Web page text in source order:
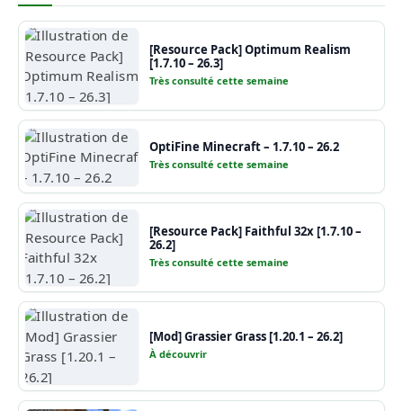
[Resource Pack] Optimum Realism
[1.7.10 – 26.3]
Très consulté cette semaine
OptiFine Minecraft – 1.7.10 – 26.2
Très consulté cette semaine
[Resource Pack] Faithful 32x [1.7.10 –
26.2]
Très consulté cette semaine
[Mod] Grassier Grass [1.20.1 – 26.2]
À découvrir